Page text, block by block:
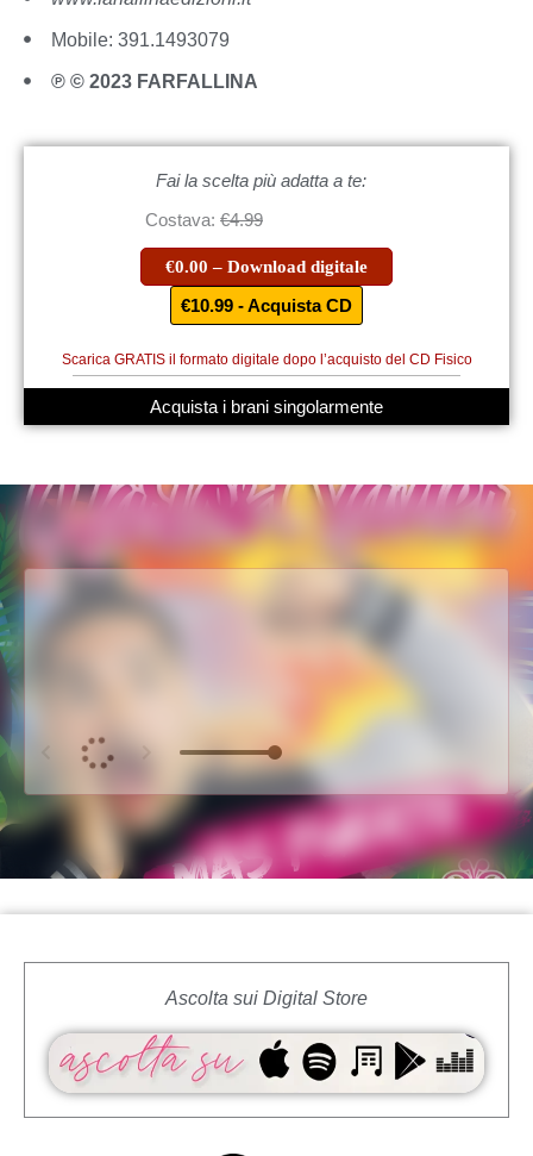
Mobile: 391.1493079
℗ © 2023 FARFALLINA
Fai la scelta più adatta a te:
Costava: €4.99
€0.00 – Download digitale
€10.99 - Acquista CD
Scarica GRATIS il formato digitale dopo l’acquisto del CD Fisico
Acquista i brani singolarmente
Ascolta sui Digital Store